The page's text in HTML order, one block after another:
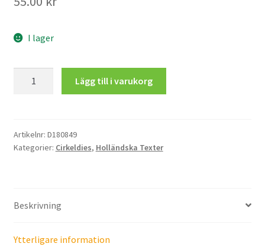
I lager
Lägg till i varukorg
Artikelnr: D180849
Kategorier: Cirkeldies, Holländska Texter
Beskrivning
Ytterligare information